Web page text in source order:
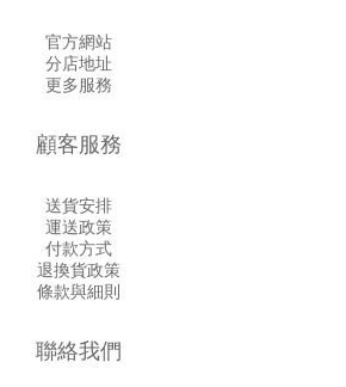
官方網站
分店地址
更多服務
顧客服務
送貨安排
運送政策
付款方式
退換貨政策
條款與細則
聯絡我們